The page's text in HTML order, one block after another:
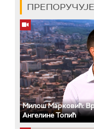
Милош Марковић:
Ангелине Топић